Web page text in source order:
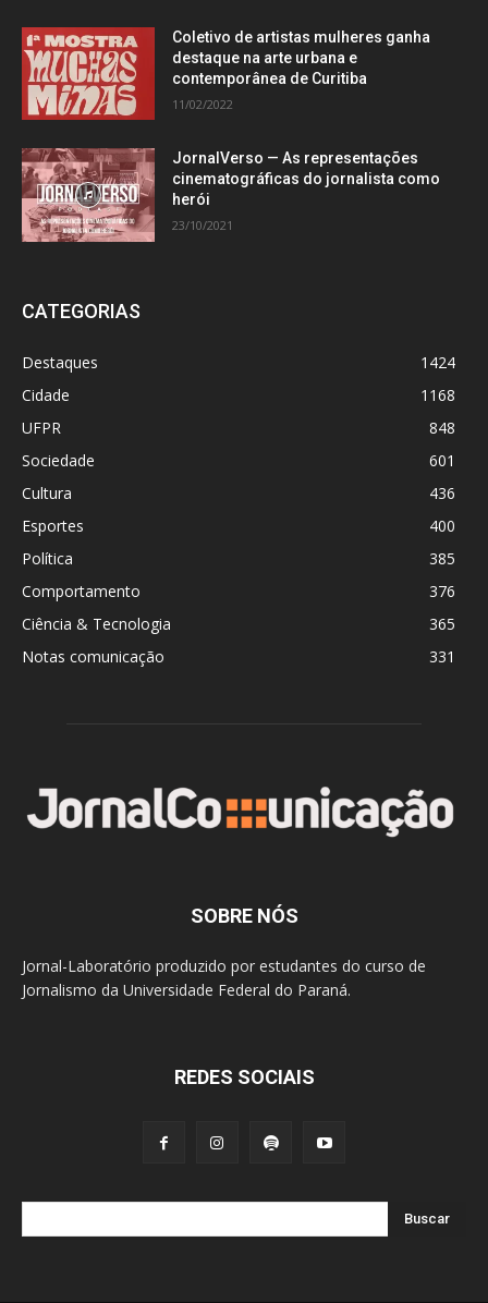
Coletivo de artistas mulheres ganha
destaque na arte urbana e
contemporânea de Curitiba
11/02/2022
JornalVerso — As representações
cinematográficas do jornalista como
herói
23/10/2021
CATEGORIAS
Destaques
1424
Cidade
1168
UFPR
848
Sociedade
601
Cultura
436
Esportes
400
Política
385
Comportamento
376
Ciência & Tecnologia
365
Notas comunicação
331
SOBRE NÓS
Jornal-Laboratório produzido por estudantes do curso de
Jornalismo da Universidade Federal do Paraná.
REDES SOCIAIS
Buscar